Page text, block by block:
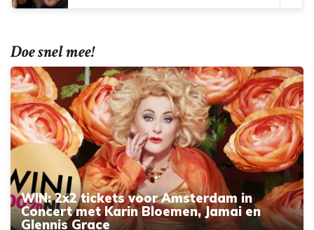
Doe snel mee!
WIN: 2x2 tickets voor Amsterdam in
Concert met Karin Bloemen, Jamai en
Glennis Grace